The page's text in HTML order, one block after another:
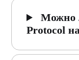
Можно
Protocol